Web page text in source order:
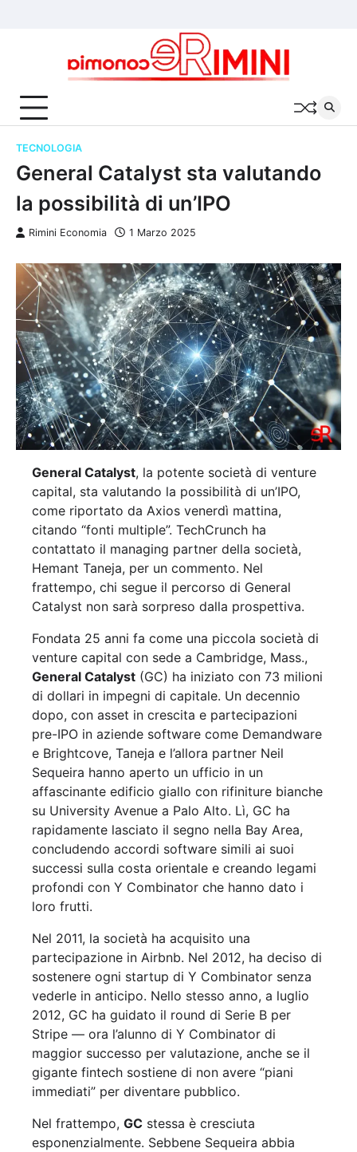
siamo
Policy
Policy
TECNOLOGIA
General Catalyst sta valutando
la possibilità di un’IPO
Rimini Economia 1 Marzo 2025
General Catalyst, la potente società di venture
capital, sta valutando la possibilità di un’IPO,
come riportato da Axios venerdì mattina,
citando “fonti multiple”. TechCrunch ha
contattato il managing partner della società,
Hemant Taneja, per un commento. Nel
frattempo, chi segue il percorso di General
Catalyst non sarà sorpreso dalla prospettiva.
Fondata 25 anni fa come una piccola società di
venture capital con sede a Cambridge, Mass.,
General Catalyst (GC) ha iniziato con 73 milioni
di dollari in impegni di capitale. Un decennio
dopo, con asset in crescita e partecipazioni
pre-IPO in aziende software come Demandware
e Brightcove, Taneja e l’allora partner Neil
Sequeira hanno aperto un ufficio in un
affascinante edificio giallo con rifiniture bianche
su University Avenue a Palo Alto. Lì, GC ha
rapidamente lasciato il segno nella Bay Area,
concludendo accordi software simili ai suoi
successi sulla costa orientale e creando legami
profondi con Y Combinator che hanno dato i
loro frutti.
Nel 2011, la società ha acquisito una
partecipazione in Airbnb. Nel 2012, ha deciso di
sostenere ogni startup di Y Combinator senza
vederle in anticipo. Nello stesso anno, a luglio
2012, GC ha guidato il round di Serie B per
Stripe — ora l’alunno di Y Combinator di
maggior successo per valutazione, anche se il
gigante fintech sostiene di non avere “piani
immediati” per diventare pubblico.
Nel frattempo, GC stessa è cresciuta
esponenzialmente. Sebbene Sequeira abbia